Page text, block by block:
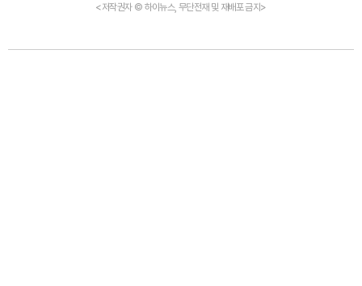
<저작권자 © 하이뉴스, 무단전재 및 재배포 금지>